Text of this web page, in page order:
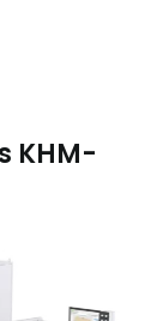
KHM-